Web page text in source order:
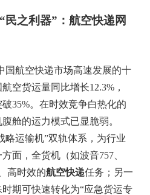
民之利器”：航空快递网
国航空快递市场高速发展的十
空货运量同比增长12.3%，
35%。在时效竞争白热化的
舱的运力模式已显脆弱。
略运输机”双轨体系，为行业
面，全货机（如波音757、
高时效的航空快递任务；另一
期可快速转化为“应急货运专